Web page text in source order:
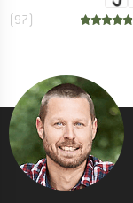
(97)